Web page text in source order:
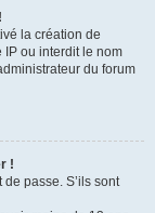
la création de
IP ou interdit le nom
du forum
!
passe. S’ils sont